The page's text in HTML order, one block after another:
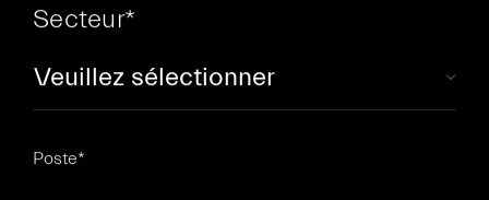
Secteur*
Poste*